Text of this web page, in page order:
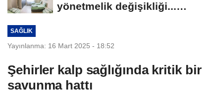
yönetmelik değişikliği...
SAĞLIK
Yayınlanma: 16 Mart 2025 - 18:52
Şehirler kalp sağlığında kritik bir
savunma hattı